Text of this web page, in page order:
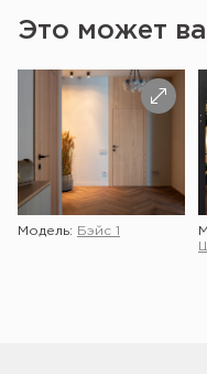
Это может
Модель: Бэйс 1